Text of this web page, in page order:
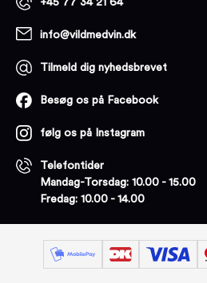
+45 77 34 21 64
info@vildmedvin.dk
Tilmeld dig nyhedsbrevet
Besøg os på Facebook
følg os på Instagram
Telefontider
Mandag-Torsdag: 10.00 - 15.00
Fredag: 10.00 - 14.00